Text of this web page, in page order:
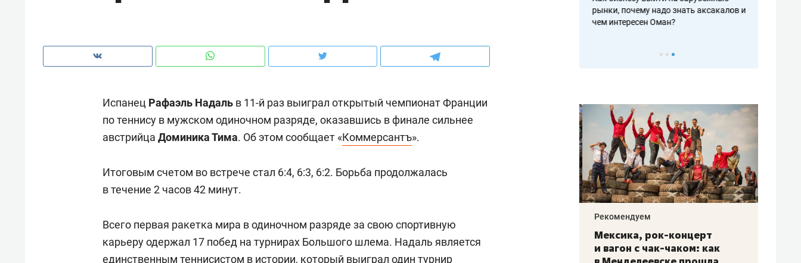
Испанец Рафаэль Надаль в 11-й раз выиграл открытый чемпионат Франции
по теннису в мужском одиночном разряде, оказавшись в финале сильнее
австрийца Доминика Тима. Об этом сообщает «Коммерсантъ».
Итоговым счетом во встрече стал 6:4, 6:3, 6:2. Борьба продолжалась
в течение 2 часов 42 минут.
Всего первая ракетка мира в одиночном разряде за свою спортивную
карьеру одержал 17 побед на турнирах Большого шлема. Надаль является
единственным теннисистом в истории, который выиграл один турнир
рынки, почему надо знать аксакалов и
чем интересен Оман?
Как ГК «МИР ГРУПП» и ВТБ
создают оазис жилого
150 камер до квартиры и Face
ID вместо ключа: какой будет
Опыт выживания в дикой
природе, работа
Рекомендуем
Мексика, рок-концерт
и вагон с чак-чаком: как